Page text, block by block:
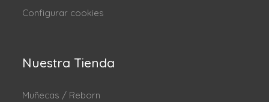
Configurar cookies
Nuestra Tienda
Muñecas / Reborn